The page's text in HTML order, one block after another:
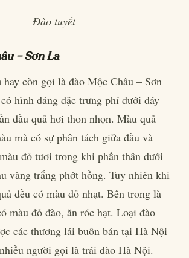
Đào tuyết
– Sơn La
hay còn gọi là đào Mộc Châu – Sơn
hình dáng đặc trưng phí dưới đáy
đầu quả hơi thon nhọn. Màu quả
mà có sự phân tách giữa đầu và
đỏ tươi trong khi phần thân dưới
vàng trắng phớt hồng. Tuy nhiên khi
đều có màu đỏ nhạt. Bên trong là
màu đỏ đào, ăn róc hạt. Loại đào
các thương lái buôn bán tại Hà Nội
người gọi là trái đào Hà Nội.